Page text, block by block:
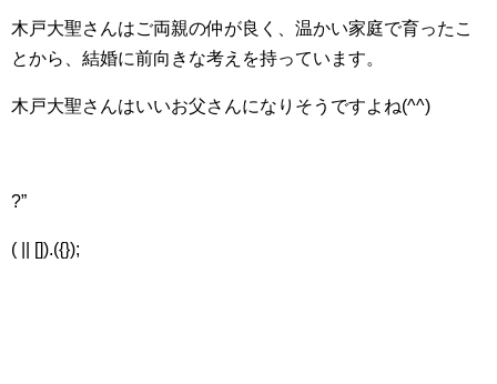
木戸大聖さんはご両親の仲が良く、温かい家庭で育ったこ
とから、結婚に前向きな考えを持っています。
木戸大聖さんはいいお父さんになりそうですよね(^^)
?”
( || []).({});